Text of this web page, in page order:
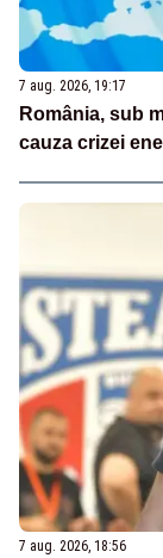
7 aug. 2026, 19:17
România, sub
cauza crizei
7 aug. 2026, 18:56